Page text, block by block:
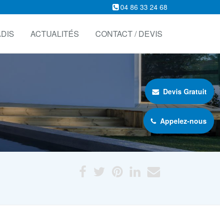
04 86 33 24 68
ACTUALITÉS CONTACT / DEVIS
Devis Gratuit
Appelez-nous